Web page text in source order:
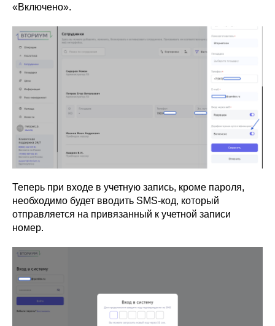
«Включено».
Теперь при входе в учетную запись, кроме пароля,
необходимо будет вводить SMS-код, который
отправляется на привязанный к учетной записи
номер.